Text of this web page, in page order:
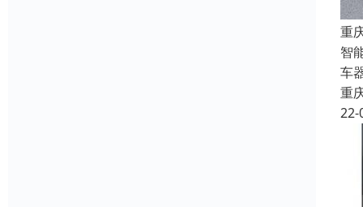
重
智
车
重
22-